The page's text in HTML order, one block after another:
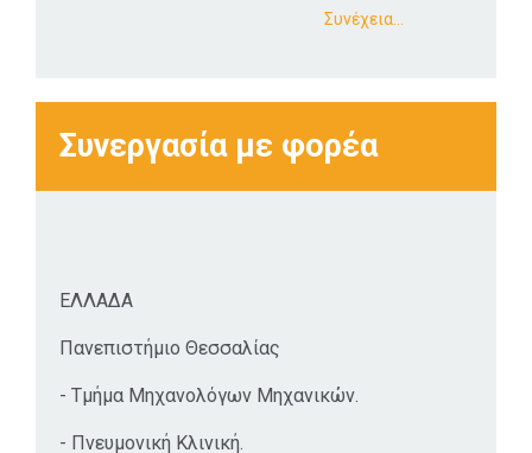
«κοντά» ο ένας στον
να απομονωθούμε
και να αισθανθούμε
θεσμοθετημένοι.
Συνέχεια…
Συνεργασία με φορέα
ΕΛΛΑΔΑ
Πανεπιστήμιο Θεσσαλίας
- Τμήμα Μηχανολόγων Μηχανικών.
- Πνευμονική Κλινική.